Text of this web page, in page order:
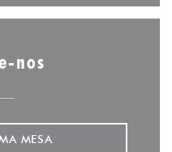
nos
MESA